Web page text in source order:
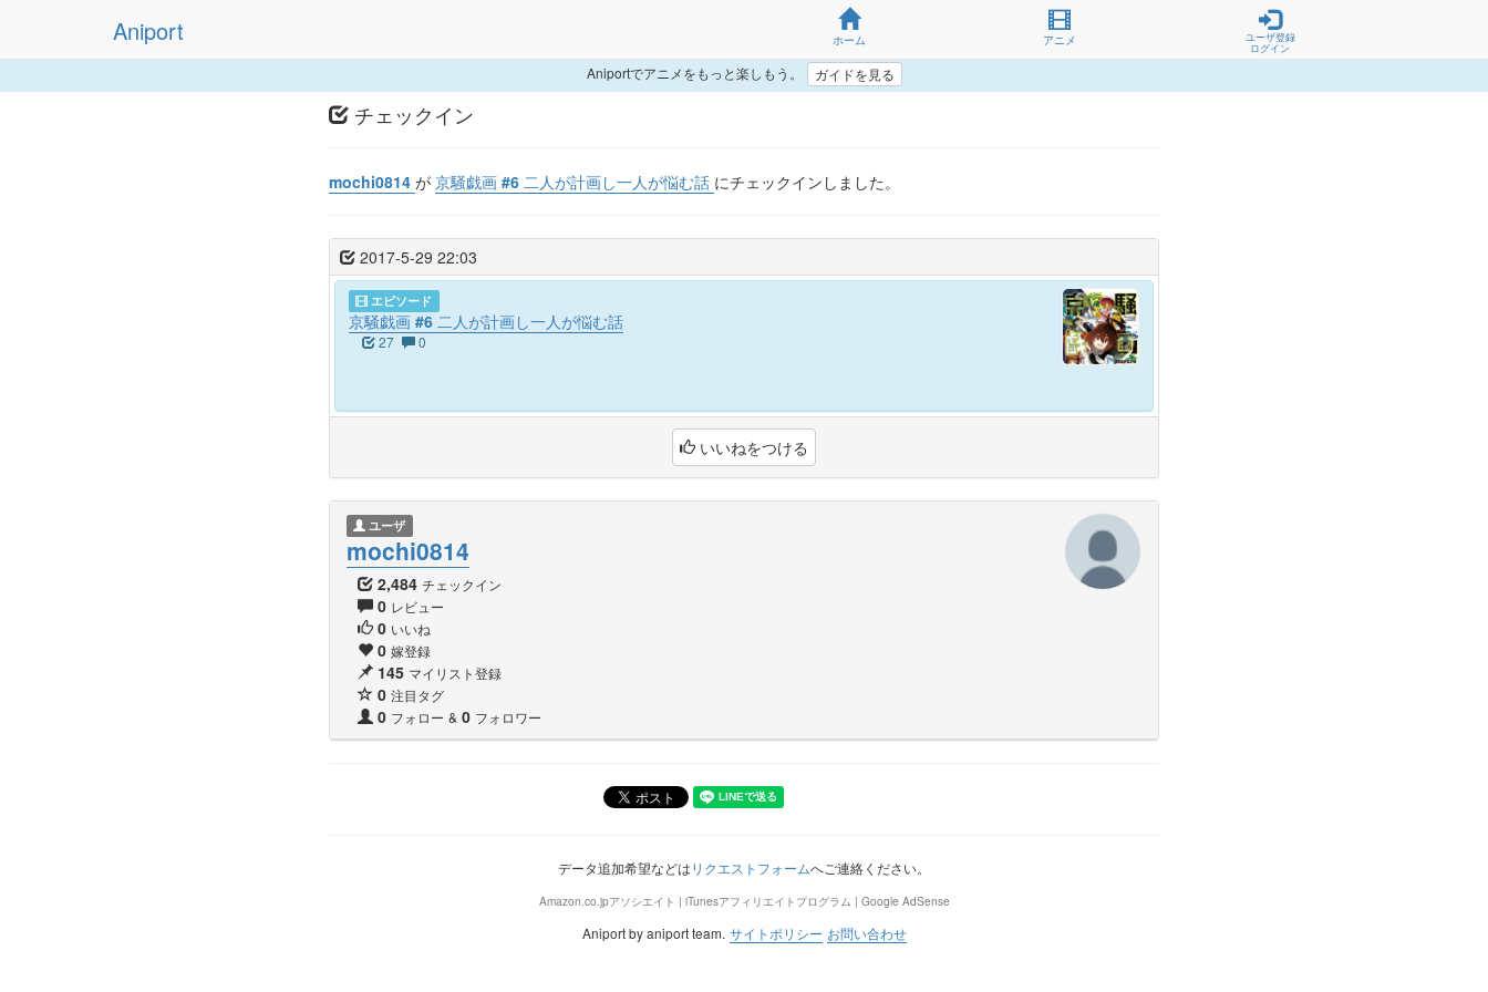
Aniport ホーム アニメ
ユーザ登録
ログイン
Aniportでアニメをもっと楽しもう。 ガイドを見る
チェックイン
mochi0814 が 京騒戯画 #6 二人が計画し一人が悩む話 にチェックインしました。
2017-5-29 22:03
エピソード
京騒戯画 #6 二人が計画し一人が悩む話
27 0
いいねをつける
ユーザ
mochi0814
2,484 チェックイン
0 レビュー
0 いいね
0 嫁登録
145 マイリスト登録
0 注目タグ
0 フォロー & 0 フォロワー
データ追加希望などはリクエストフォームへご連絡ください。
Amazon.co.jpアソシエイト | iTunesアフィリエイトプログラム | Google AdSense
Aniport by aniport team. サイトポリシー お問い合わせ